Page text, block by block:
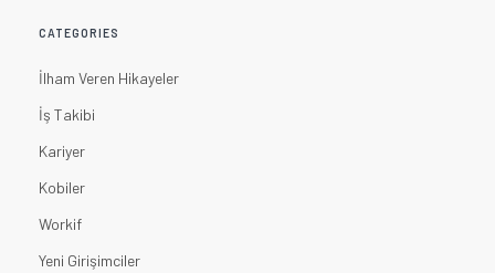
CATEGORIES
İlham Veren Hikayeler
İş Takibi
Kariyer
Kobiler
Workif
Yeni Girişimciler